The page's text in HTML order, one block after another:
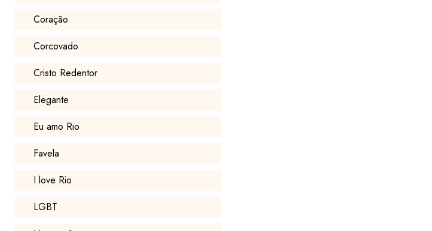
Coração
Corcovado
Cristo Redentor
Elegante
Eu amo Rio
Favela
I love Rio
LGBT